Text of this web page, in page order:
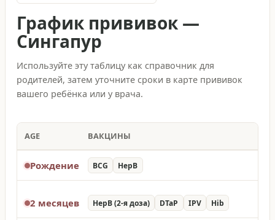
График прививок—
Сингапур
Используйте эту таблицу как справочник для
родителей, затем уточните сроки в карте прививок
вашего ребёнка или у врача.
AGE ВАКЦИНЫ
Рождение BCG HepB
2 месяцев HepB (2-я доза) DTaP IPV Hib